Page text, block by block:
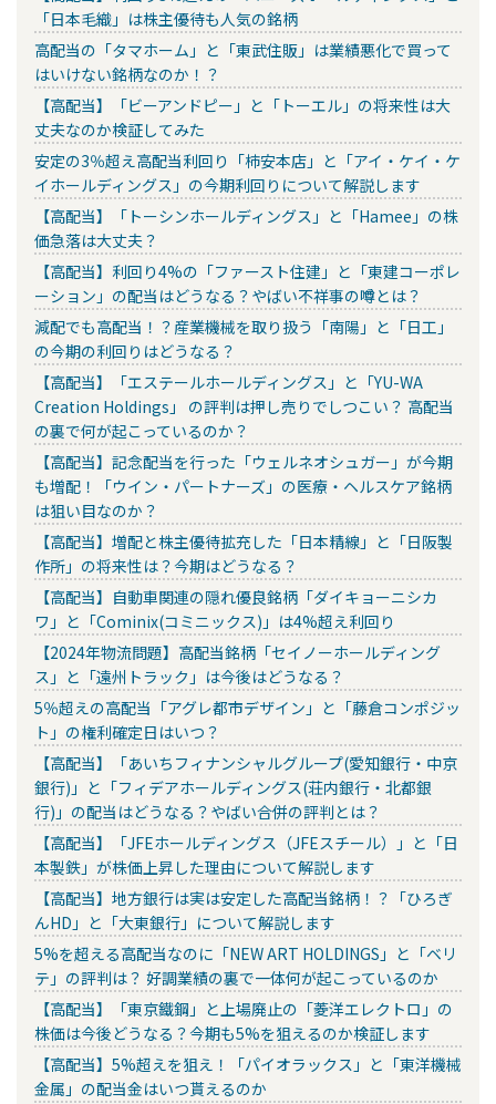
「日本毛織」は株主優待も人気の銘柄
高配当の「タマホーム」と「東武住販」は業績悪化で買って
はいけない銘柄なのか！？
【高配当】「ビーアンドピー」と「トーエル」の将来性は大
丈夫なのか検証してみた
安定の3％超え高配当利回り「柿安本店」と「アイ・ケイ・ケ
イホールディングス」の今期利回りについて解説します
【高配当】「トーシンホールディングス」と「Hamee」の株
価急落は大丈夫？
【高配当】利回り4%の「ファースト住建」と「東建コーポレ
ーション」の配当はどうなる？やばい不祥事の噂とは？
減配でも高配当！？産業機械を取り扱う「南陽」と「日工」
の今期の利回りはどうなる？
【高配当】「エステールホールディングス」と「YU-WA
Creation Holdings」 の評判は押し売りでしつこい？ 高配当
の裏で何が起こっているのか？
【高配当】記念配当を行った「ウェルネオシュガー」が今期
も増配！「ウイン・パートナーズ」の医療・ヘルスケア銘柄
は狙い目なのか？
【高配当】増配と株主優待拡充した「日本精線」と「日阪製
作所」の将来性は？今期はどうなる？
【高配当】自動車関連の隠れ優良銘柄「ダイキョーニシカ
ワ」と「Cominix(コミニックス)」は4%超え利回り
【2024年物流問題】高配当銘柄「セイノーホールディング
ス」と「遠州トラック」は今後はどうなる？
5％超えの高配当「アグレ都市デザイン」と「藤倉コンポジッ
ト」の権利確定日はいつ？
【高配当】「あいちフィナンシャルグループ(愛知銀行・中京
銀行)」と「フィデアホールディングス(荘内銀行・北都銀
行)」の配当はどうなる？やばい合併の評判とは？
【高配当】「JFEホールディングス（JFEスチール）」と「日
本製鉄」が株価上昇した理由について解説します
【高配当】地方銀行は実は安定した高配当銘柄！？「ひろぎ
んHD」と「大東銀行」について解説します
5%を超える高配当なのに「NEW ART HOLDINGS」と「ベリ
テ」の評判は？ 好調業績の裏で一体何が起こっているのか
【高配当】「東京鐵鋼」と上場廃止の「菱洋エレクトロ」の
株価は今後どうなる？今期も5%を狙えるのか検証します
【高配当】5%超えを狙え！「パイオラックス」と「東洋機械
金属」の配当金はいつ貰えるのか